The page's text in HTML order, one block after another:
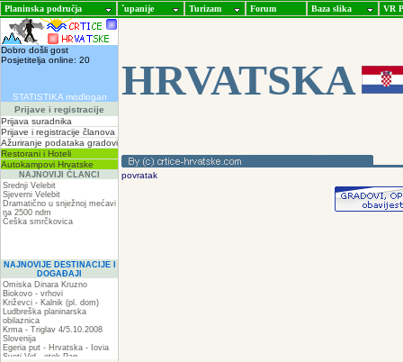
Planinska područja ˇupanije Turizam Forum Baza slika VR
Dobro došli gost
Posjetitelja online: 20
STATISTIKA modlogan
Prijave i registracije
Prijava suradnika
Prijave i registracije članova
Ažuriranje podataka gradovi
Restorani i Hoteli
Autokampovi Hrvatske
NAJNOVIJI ČLANCI
Srednji Velebit
Sjeverni Velebit
Dramatično u snježnoj mećavi
na 2500 ndm
Češka smrčkovica
NAJNOVIJE DESTINACIJE I
DOGAĐAJI
Omiska Dinara Kruzno
Biokovo - vrhovi
Križevci - Kalnik (pl. dom)
Ludbreška planinarska
obilaznica
Krma - Triglav 4/5.10.2008
Slovenija
Egeria put - Hrvatska - Iovia
Sveti Vid - otok Pag
HRVATSKA
povratak